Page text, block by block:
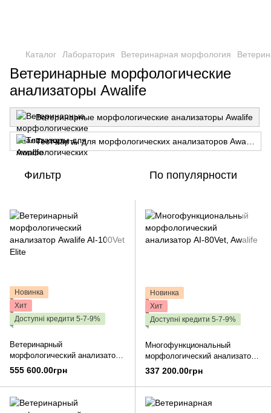
Каталог Лаборатория Ветеринарная морфология
Ветеринарные морфологические
анализаторы Awalife
Ветеринарные морфологические анализаторы Awalife
Фильтр По популярности
Новинка
Хит
Доступні кредити 5-7-9%
Ветеринарный
морфологический анализатор
Awalife AI-100Vet Elite
555 600.00грн
Новинка
Хит
Доступні кредити 5-7-9%
Многофункциональный
морфологический анализатор
AI-80Vet, Awalife
337 200.00грн